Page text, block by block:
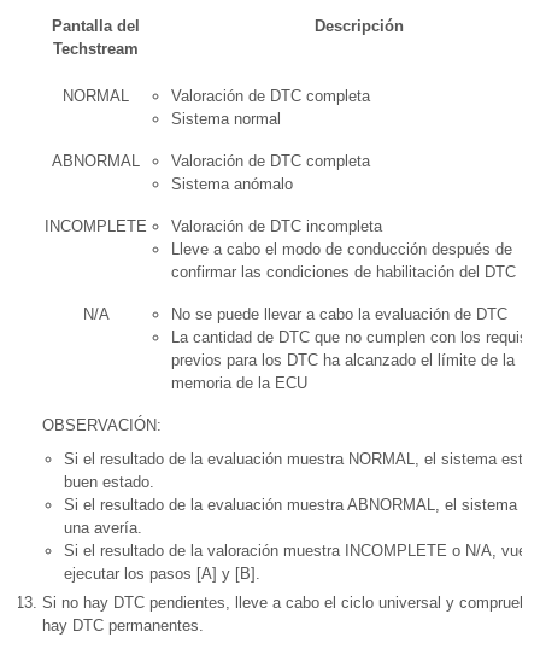
Pantalla del
Techstream
Descripción
NORMAL
Valoración de DTC completa
Sistema normal
ABNORMAL
Valoración de DTC completa
Sistema anómalo
INCOMPLETE
Valoración de DTC incompleta
Lleve a cabo el modo de conducción después de
confirmar las condiciones de habilitación del DTC
N/A
No se puede llevar a cabo la evaluación de DTC
La cantidad de DTC que no cumplen con los
previos para los DTC ha alcanzado el límite de la
memoria de la ECU
OBSERVACIÓN:
Si el resultado de la evaluación muestra NORMAL, el sistema está
buen estado.
Si el resultado de la evaluación muestra ABNORMAL, el sistema
una avería.
Si el resultado de la valoración muestra INCOMPLETE o N/A,
ejecutar los pasos [A] y [B].
Si no hay DTC pendientes, lleve a cabo el ciclo universal y
hay DTC permanentes.